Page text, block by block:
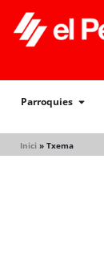
Parroquies
Inici » Txema